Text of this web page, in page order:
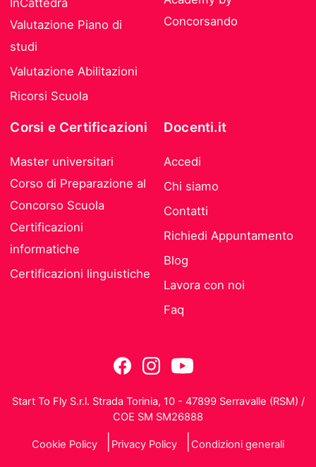
InCattedra
Valutazione Piano di
studi
Valutazione Abilitazioni
Ricorsi Scuola
Concorsando
Corsi e Certificazioni
Master universitari
Corso di Preparazione al
Concorso Scuola
Certificazioni
informatiche
Certificazioni linguistiche
Docenti.it
Accedi
Chi siamo
Contatti
Richiedi Appuntamento
Blog
Lavora con noi
Faq
Start To Fly S.r.l. Strada Torinia, 10 - 47899 Serravalle (RSM) /
COE SM SM26888
Cookie Policy Privacy Policy Condizioni generali